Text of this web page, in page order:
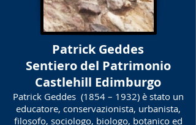
Patrick Geddes
Sentiero del Patrimonio
Castlehill Edimburgo
Patrick Geddes (1854 – 1932) è stato un
educatore, conservazionista, urbanista,
filosofo, sociologo, biologo, botanico ed